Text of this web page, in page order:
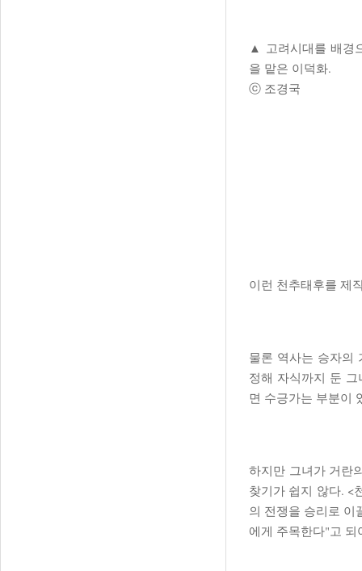
▲ 고려시대를 배경
을 맡은 이덕화.
ⓒ 조경국
이런 천추태후를 제
물론 역사는 승자의
정해 자식까지 둔
면 수긍가는 부분이
하지만 그녀가 거란
찾기가 쉽지 않다. <
의 전쟁을 승리로
에게 주목한다"고 되